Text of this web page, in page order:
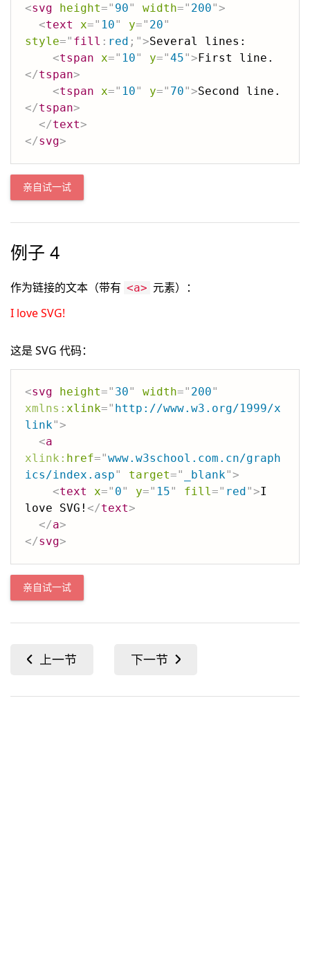
<svg height=" 90" width=" 200">
<text x=" 10" y=" 20"
style=" fill : red ; ">Several lines:
<tspan x=" 10" y="45">First line.
</tspan>
<tspan x=" 10" y=" 70">Second line.
</tspan>
</text>
</svg>
亲自试一试
例子 4
作为链接的文本（带有 <a> 元素）：
I love SVG!
这是 SVG 代码：
<svg height=" 30" width=" 200"
xmlns: xlink=" http://www.w3.org/1999/x
link">
<a
xlink: href="www.w3school.com.cn/graph
ics/index.asp" target=" _blank">
<text x=" 0" y=" 15" fill=" red">I
love SVG! </text>
</a>
</svg>
亲自试一试